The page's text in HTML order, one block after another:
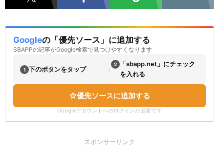
Googleの「優先ソース」に追加する
SBAPPの記事がGoogle検索で見つけやすくなります
1 下のボタンをタップ › 2
「sbapp.net」にチェック
を入れる
優先ソースに追加する
Googleアカウントへのログインが必要です
スポンサーリンク